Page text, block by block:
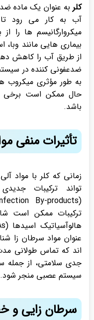
کلر به عنوان یک ماده
آب به کار می رود
میکروارگانیسم ها را
بیماری هایی مانند
از طریق آب را کاهش
ضدعفونی کننده در
به طور مؤثری میکروب
حال ممکن است برخی
باشد.
تأثیرات منفی
زمانی که کلر با مواد
تواند ترکیبات
عنوان مواد سرطان زا
اند که تماس طولانی
جدی سلامتی، از جمله
سیستم عصبی منجر شود.
سرطان زایی و